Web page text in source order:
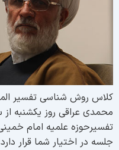
روش شناسی تفسیر
علمیه امام خمینی
در اختیار شما قرار دارد.